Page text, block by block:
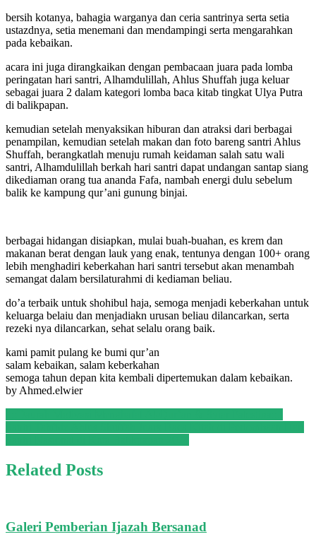
bersih kotanya, bahagia warganya dan ceria santrinya serta setia
ustazdnya, setia menemani dan mendampingi serta mengarahkan
pada kebaikan.
acara ini juga dirangkaikan dengan pembacaan juara pada lomba
peringatan hari santri, Alhamdulillah, Ahlus Shuffah juga keluar
sebagai juara 2 dalam kategori lomba baca kitab tingkat Ulya Putra
di balikpapan.
kemudian setelah menyaksikan hiburan dan atraksi dari berbagai
penampilan, kemudian setelah makan dan foto bareng santri Ahlus
Shuffah, berangkatlah menuju rumah keidaman salah satu wali
santri, Alhamdulillah berkah hari santri dapat undangan santap siang
dikediaman orang tua ananda Fafa, nambah energi dulu sebelum
balik ke kampung qur’ani gunung binjai.
berbagai hidangan disiapkan, mulai buah-buahan, es krem dan
makanan berat dengan lauk yang enak, tentunya dengan 100+ orang
lebih menghadiri keberkahan hari santri tersebut akan menambah
semangat dalam bersilaturahmi di kediaman beliau.
do’a terbaik untuk shohibul haja, semoga menjadi keberkahan untuk
keluarga belaiu dan menjadiakn urusan beliau dilancarkan, serta
rezeki nya dilancarkan, sehat selalu orang baik.
kami pamit pulang ke bumi qur’an
salam kebaikan, salam keberkahan
semoga tahun depan kita kembali dipertemukan dalam kebaikan.
by Ahmed.elwier
Post
navigation
Related Posts
Galeri Pemberian Ijazah Bersanad